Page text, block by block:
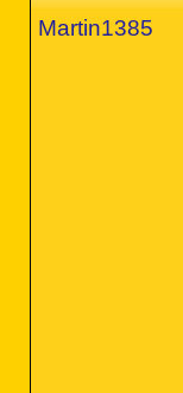
Martin1385